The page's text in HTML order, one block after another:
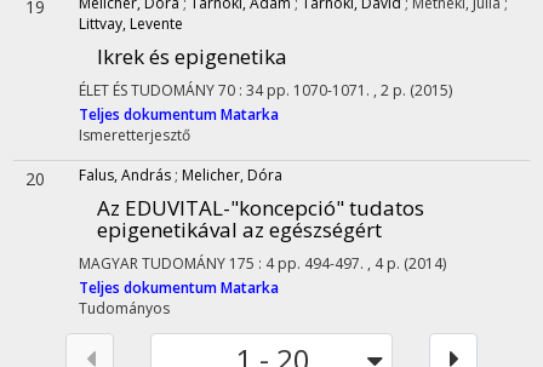
19
Littvay, Levente
Ikrek és epigenetika
ÉLET ÉS TUDOMÁNY70 : 34 pp. 1070-1071. , 2 p. (2015)
Teljes dokumentumMatarka
Ismeretterjesztő
20 Falus, András ; Melicher, Dóra
Az EDUVITAL-"koncepció" tudatos
epigenetikával az egészségért
MAGYAR TUDOMÁNY 175 : 4 pp. 494-497. , 4 p. (2014)
Teljes dokumentumMatarka
Tudományos